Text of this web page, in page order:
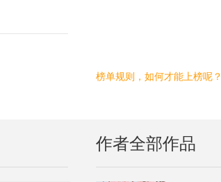
榜单规则，如何才能上榜呢？
作者全部作品